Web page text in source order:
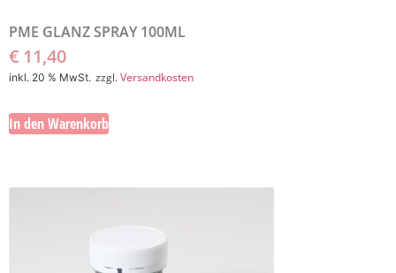
PME GLANZ SPRAY 100ML
€ 11,40
inkl. 20 % MwSt. zzgl.Versandkosten
In den Warenkorb